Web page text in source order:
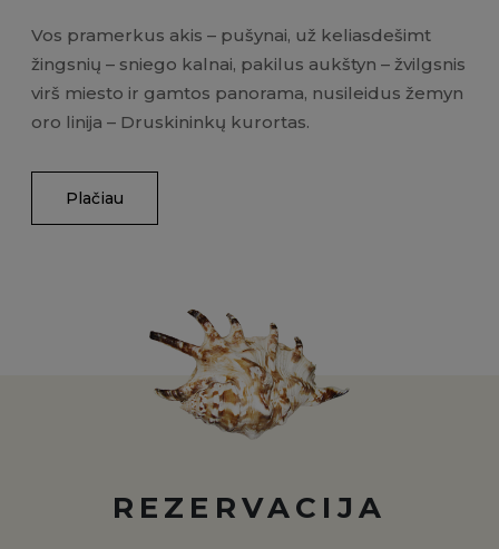
Vos pramerkus akis – pušynai, už keliasdešimt
žingsnių – sniego kalnai, pakilus aukštyn – žvilgsnis
virš miesto ir gamtos panorama, nusileidus žemyn
oro linija – Druskininkų kurortas.
Plačiau
REZERVACIJA